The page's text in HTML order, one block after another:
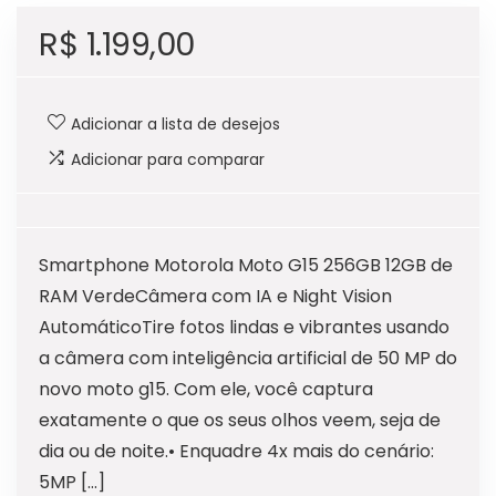
R$ 1.199,00
Adicionar a lista de desejos
Adicionar para comparar
Smartphone Motorola Moto G15 256GB 12GB de
RAM VerdeCâmera com IA e Night Vision
AutomáticoTire fotos lindas e vibrantes usando
a câmera com inteligência artificial de 50 MP do
novo moto g15. Com ele, você captura
exatamente o que os seus olhos veem, seja de
dia ou de noite.• Enquadre 4x mais do cenário:
5MP […]